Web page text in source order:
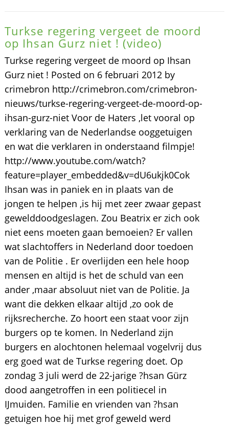
Turkse regering vergeet de moord
op Ihsan Gurz niet ! (video)
Turkse regering vergeet de moord op Ihsan
Gurz niet ! Posted on 6 februari 2012 by
crimebron http://crimebron.com/crimebron-
nieuws/turkse-regering-vergeet-de-moord-op-
ihsan-gurz-niet Voor de Haters ,let vooral op
verklaring van de Nederlandse ooggetuigen
en wat die verklaren in onderstaand filmpje!
http://www.youtube.com/watch?
feature=player_embedded&v=dU6ukjk0Cok
Ihsan was in paniek en in plaats van de
jongen te helpen ,is hij met zeer zwaar gepast
gewelddoodgeslagen. Zou Beatrix er zich ook
niet eens moeten gaan bemoeien? Er vallen
wat slachtoffers in Nederland door toedoen
van de Politie . Er overlijden een hele hoop
mensen en altijd is het de schuld van een
ander ,maar absoluut niet van de Politie. Ja
want die dekken elkaar altijd ,zo ook de
rijksrecherche. Zo hoort een staat voor zijn
burgers op te komen. In Nederland zijn
burgers en alochtonen helemaal vogelvrij dus
erg goed wat de Turkse regering doet. Op
zondag 3 juli werd de 22-jarige ?hsan Gürz
dood aangetroffen in een politiecel in
IJmuiden. Familie en vrienden van ?hsan
getuigen hoe hij met grof geweld werd